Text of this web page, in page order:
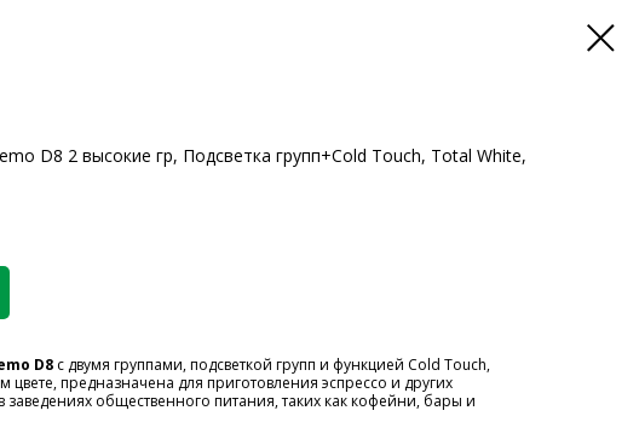
D8 2 высокие гр, Подсветка групп+Cold Touch, Total White,
D8 с двумя группами, подсветкой групп и функцией Cold Touch,
цвете, предназначена для приготовления эспрессо и других
заведениях общественного питания, таких как кофейни, бары и